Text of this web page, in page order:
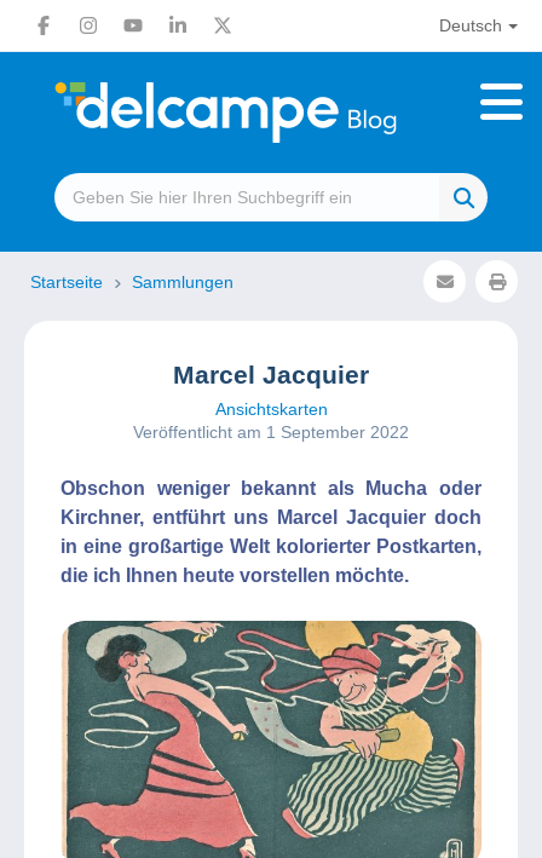
Deutsch
Startseite Sammlungen
Marcel Jacquier
Ansichtskarten
Veröffentlicht am 1 September 2022
Obschon weniger bekannt als Mucha oder
Kirchner, entführt uns Marcel Jacquier doch
in eine großartige Welt kolorierter Postkarten,
die ich Ihnen heute vorstellen möchte.